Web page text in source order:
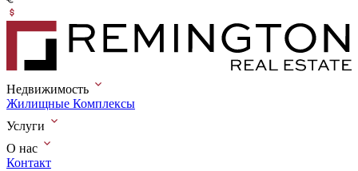
Недвижимость
Жилищные Комплексы
Услуги
О нас
Контакт